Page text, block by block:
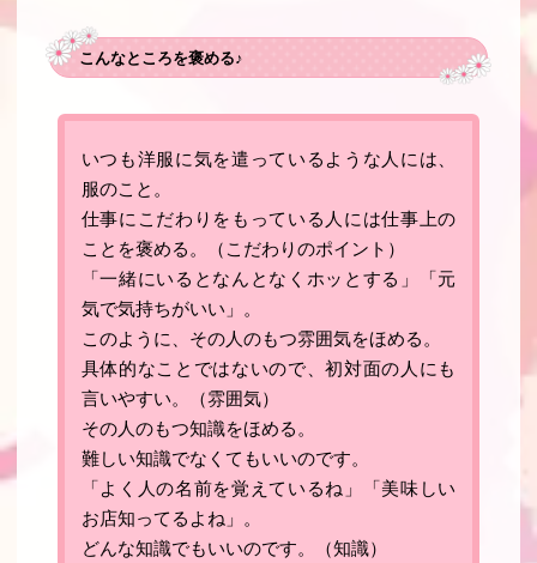
こんなところを褒める♪
いつも洋服に気を遣っているような人には、
服のこと。
仕事にこだわりをもっている人には仕事上の
ことを褒める。（ こだわりのポイント）
「一緒にいるとなんとなくホッとする」「元
気で気持ちがいい」。
このように、その人のもつ雰囲気をほめる。
具体的なことではないので、初対面の人にも
言いやすい。
（雰囲気）
その人のもつ知識をほめる 。
難しい知識でなくてもいいのです。
「よく人の名前を覚えているね」「美味しい
お店知ってるよね」。
どんな知識でもいいのです。
（知識）